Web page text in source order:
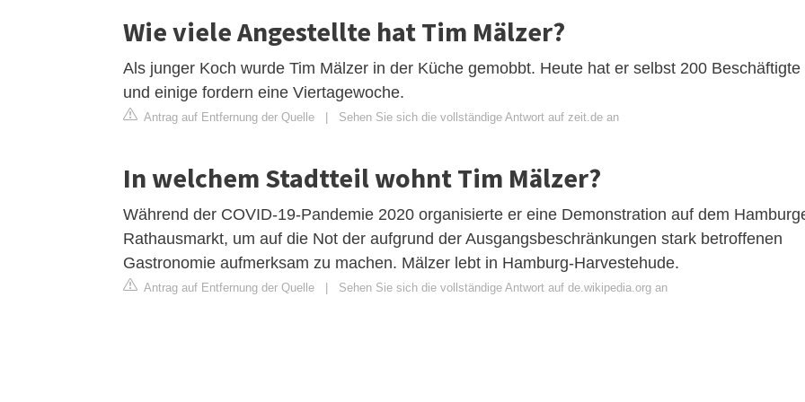
Wie viele Angestellte hat Tim Mälzer?
Als junger Koch wurde Tim Mälzer in der Küche gemobbt. Heute hat er selbst 200 Beschäftigte
und einige fordern eine Viertagewoche.
Antrag auf Entfernung der Quelle | Sehen Sie sich die vollständige Antwort auf zeit.de an
In welchem Stadtteil wohnt Tim Mälzer?
Während der COVID-19-Pandemie 2020 organisierte er eine Demonstration auf dem
Rathausmarkt, um auf die Not der aufgrund der Ausgangsbeschränkungen stark betroffenen
Gastronomie aufmerksam zu machen. Mälzer lebt in Hamburg-Harvestehude.
Antrag auf Entfernung der Quelle | Sehen Sie sich die vollständige Antwort auf de.wikipedia.org an